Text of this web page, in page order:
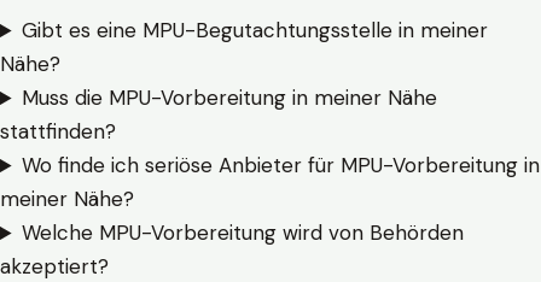
Gibt es eine MPU-Begutachtungsstelle in meiner
Nähe?
Muss die MPU-Vorbereitung in meiner Nähe
stattfinden?
Wo finde ich seriöse Anbieter für MPU-Vorbereitung in
meiner Nähe?
Welche MPU-Vorbereitung wird von Behörden
akzeptiert?